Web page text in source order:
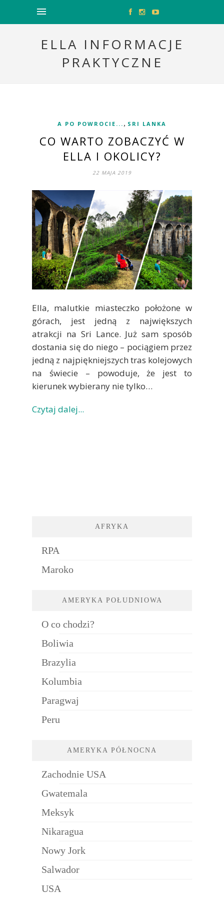
ELLA INFORMACJE
PRAKTYCZNE
A PO POWROCIE... , SRI LANKA
CO WARTO ZOBACZYĆ W
ELLA I OKOLICY?
22 MAJA 2019
Ella, malutkie miasteczko położone w
górach, jest jedną z największych
atrakcji na Sri Lance. Już sam sposób
dostania się do niego – pociągiem przez
jedną z najpiękniejszych tras kolejowych
na świecie – powoduje, że jest to
kierunek wybierany nie tylko…
Czytaj dalej...
AFRYKA
RPA
Maroko
AMERYKA POŁUDNIOWA
O co chodzi?
Boliwia
Brazylia
Kolumbia
Paragwaj
Peru
AMERYKA PÓŁNOCNA
Zachodnie USA
Gwatemala
Meksyk
Nikaragua
Nowy Jork
Salwador
USA